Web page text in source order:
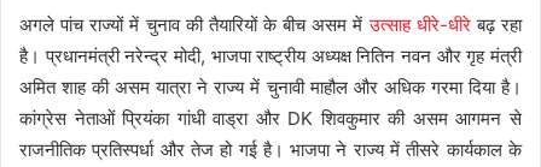
अगले पांच राज्यों में चुनाव की तैयारियों के बीच असम मेंउत्साह धीरे-धीरेबढ़ रहा
है। प्रधानमंत्री नरेन्द्र मोदी, भाजपा राष्ट्रीय अध्यक्ष नितिन नवन और गृह मंत्री
अमित शाह की असम यात्रा ने राज्य में चुनावी माहौल और अधिक गरमा दिया है।
कांग्रेस नेताओं प्रियंका गांधी वाड्रा और DK शिवकुमार की असम आगमन से
राजनीतिक प्रतिस्पर्धा और तेज हो गई है। भाजपा ने राज्य में तीसरे कार्यकाल के